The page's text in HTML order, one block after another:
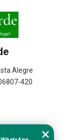
Alegre
420